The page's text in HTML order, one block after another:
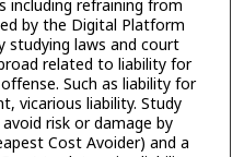
including refraining from
by the Digital Platform
studying laws and court
related to liability for
Such as liability for
vicarious liability. Study
risk or damage by
Cost Avoider) and a